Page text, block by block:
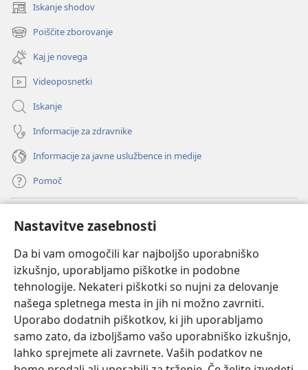
Nastavitve zasebnosti
Da bi vam omogočili kar najboljšo uporabniško
izkušnjo, uporabljamo piškotke in podobne
tehnologije. Nekateri piškotki so nujni za delovanje
našega spletnega mesta in jih ni možno zavrniti.
Uporabo dodatnih piškotkov, ki jih uporabljamo
samo zato, da izboljšamo vašo uporabniško izkušnjo,
lahko sprejmete ali zavrnete. Vaših podatkov ne
Iskanje shodov
(odpre
novo
okno)
Poiščite zborovanje
(odpre
novo
okno)
Kaj je novega
Videoposnetki
Iskanje
Informacije za zdravnike
Informacije za javne uslužbence in medije
Pomoč
(odpre
novo
okno) Watchtowerjeva SPLETNA KNJIŽNICA™
(odpre
novo
okno) JW Hub
(odpre
novo
okno)JW Library
Watchtower Library